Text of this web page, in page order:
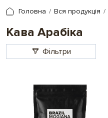
Головна Вся продукція
Кава Арабіка
Фільтри